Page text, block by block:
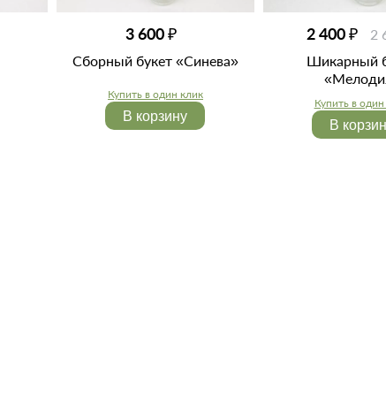
3 600 ₽
Сборный букет «Синева»
Купить в один клик
В корзину
2 400 ₽
2
Шикарный
Купить в
В